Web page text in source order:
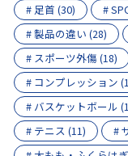
# 足首 (30)
#
# 製品の違い (28)
# スポーツ外傷 (18)
# コンプレッション
# バスケットボール
# テニス (11)
#